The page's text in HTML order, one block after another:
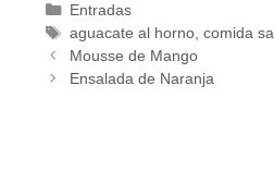
Entradas
aguacate al horno, comida
Mousse de Mango
Ensalada de Naranja